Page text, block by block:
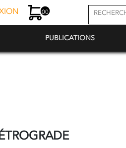
00
PUBLICATIONS